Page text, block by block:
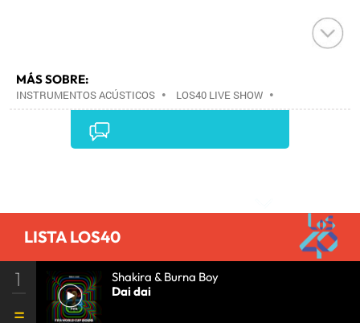
MÁS SOBRE:
INSTRUMENTOS ACÚSTICOS • LOS40 LIVE SHOW •
CONCIERTOS•LOS40•EVENTOS MUSICALES•
•AGENDA CULTURAL
•PRISA MEDIA•MÚSICA•GRUPO
COMUNICACIÓN•COMUNICACIÓN•
LISTA LOS40
1
Shakira & Burna Boy
Dai dai